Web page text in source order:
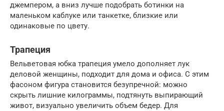
джемпером, а вниз лучше подобрать ботинки на
маленьком каблуке или танкетке, близкие или
одинаковые по цвету.
Трапеция
Вельветовая юбка трапеция умело дополняет лук
деловой женщины, подходит для дома и офиса. С этим
фасоном фигура становится безупречной: можно
скрыть лишние килограммы, подтянуть выпирающий
живот, визуально увеличить объем бедер. Для